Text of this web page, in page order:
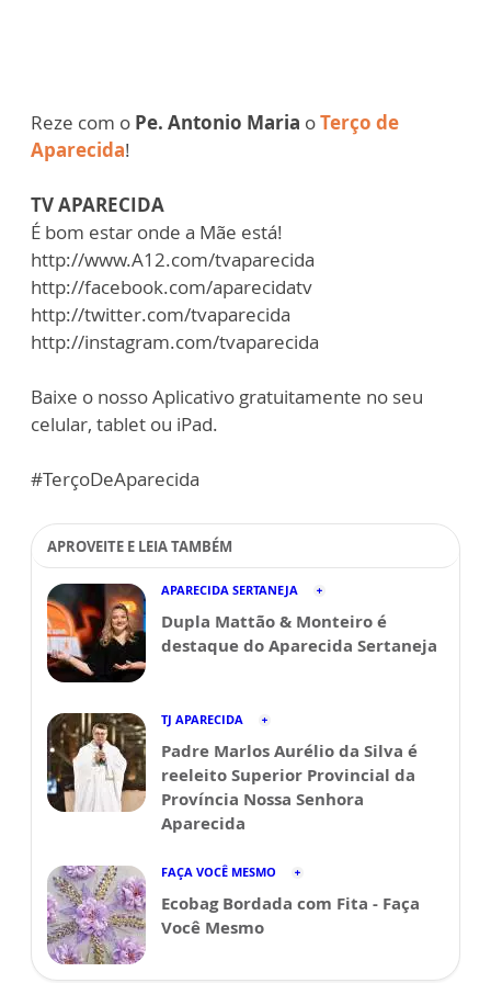
Reze com o Pe. Antonio Maria oTerço de
Aparecida!
TV APARECIDA
É bom estar onde a Mãe está!
http://www.A12.com/tvaparecida
http://facebook.com/aparecidatv
http://twitter.com/tvaparecida
http://instagram.com/tvaparecida
Baixe o nosso Aplicativo gratuitamente no seu
celular, tablet ou iPad.
#TerçoDeAparecida
APROVEITE E LEIA TAMBÉM
APARECIDA SERTANEJA
Dupla Mattão & Monteiro é
destaque do Aparecida Sertaneja
TJ APARECIDA
Padre Marlos Aurélio da Silva é
reeleito Superior Provincial da
Província Nossa Senhora
Aparecida
FAÇA VOCÊ MESMO
Ecobag Bordada com Fita - Faça
Você Mesmo